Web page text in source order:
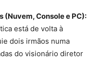
(Nuvem, Console e PC):
está de volta à
dois irmãos numa
do visionário diretor